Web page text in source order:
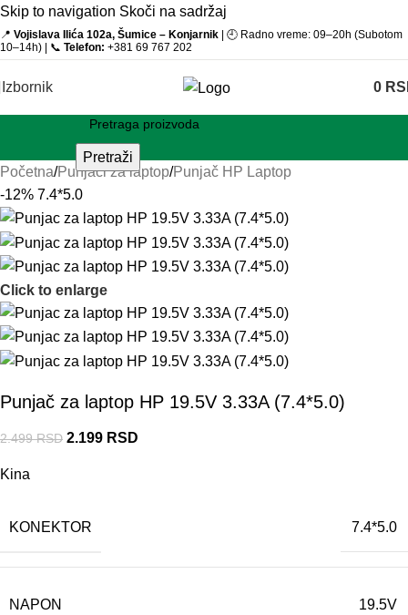
Skip to navigation Skoči na sadržaj
📍 Vojislava Ilića 102a, Šumice – Konjarnik | 🕘 Radno vreme: 09–20h (Subotom
10–14h) | 📞 Telefon: +381 69 767 202
Izbornik 0
Pretraži
Početna/Punjači za laptop/Punjač HP Laptop
-12% 7.4*5.0
Click to enlarge
Punjač za laptop HP 19.5V 3.33A (7.4*5.0)
2.499RSD 2.199 RSD
Kina
KONEKTOR 7.4*5.0
NAPON 19.5V